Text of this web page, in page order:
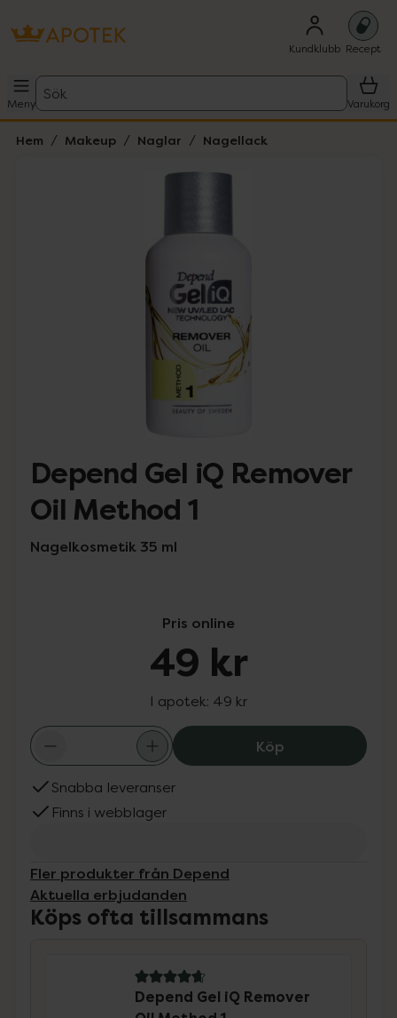
Kundklubb Recept
Meny
Sök
Varukorg
Hem Makeup Naglar Nagellack
Depend Gel iQ Remover
Oil Method 1
Nagelkosmetik 35 ml
Pris online
49 kr
I apotek: 49 kr
KöpDepend Gel iQ
Snabba leveranser
Finns i webblager
Fler produkter från Depend
Aktuella erbjudanden
Köps ofta tillsammans
4.7 av 5 i omdöme
Depend Gel iQ Remover